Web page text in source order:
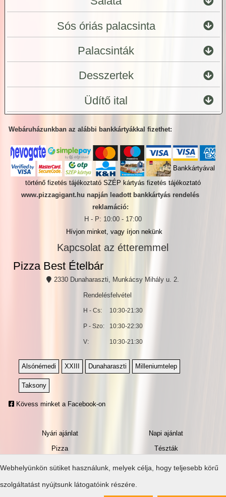
Webhelyünkön sütiket használunk, melyek célja, hogy teljesebb körű
szolgáltatást nyújtsunk látogatóink részére.
Sós óriás palacsinta
Palacsinták
Desszertek
Üdítő ital
Webáruházunkban az alábbi bankkártyákkal fizethet:
Bankkártyával
történő fizetés tájékoztató SZÉP kártyás fizetés tájékoztató
www.pizzagigant.hu napján leadott bankkártyás rendelés
reklamáció:
H - P: 10:00 - 17:00
Hívjon minket, vagy írjon nekünk
Kapcsolat az étteremmel
Pizza Best Ételbár
2330 Dunaharaszti, Munkácsy Mihály u. 2.
Rendelésfelvétel
H - Cs: 10:30-21:30
P - Szo: 10:30-22:30
V: 10:30-21:30
Alsónémedi XXIII Dunaharaszti Milleniumtelep
Taksony
Kövess minket a Facebook-on
Nyári ajánlat
Napi ajánlat
Pizza
Tészták
Kívánság pizza
Szószok
Gyros